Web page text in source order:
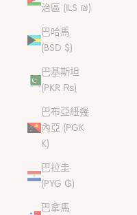
治區 (ILS ₪)
巴哈馬
(BSD $)
巴基斯坦
(PKR ₨)
巴布亞紐幾
內亞 (PGK
K)
巴拉圭
(PYG ₲)
巴拿馬